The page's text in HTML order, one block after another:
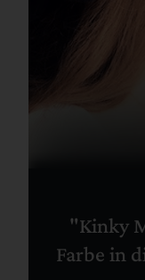
"Kinky
Farbe in